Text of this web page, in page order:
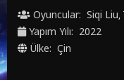
Oyuncular: Siqi Liu,
Yapım Yılı: 2022
Ülke: Çin